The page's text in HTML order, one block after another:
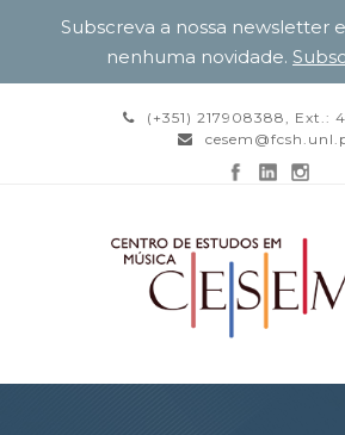
(+351) 217908388, Ext.:
Subscreva a nossa newsletter
nenhuma novidade.